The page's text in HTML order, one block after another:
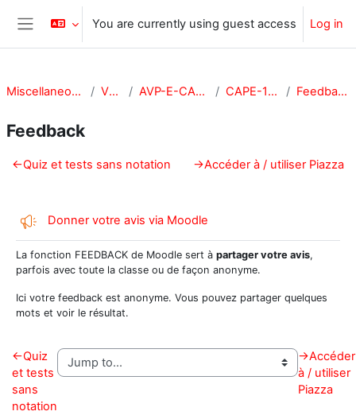
Skip to main content
Side panel
You are currently using guest access Log in
Miscellaneous VPA AVP-E-CAPE CAPE-101 Feedback
Feedback
Section outline
←Quiz et tests sans notation →Accéder à / utiliser Piazza
Donner votre avis via Moodle
La fonction FEEDBACK de Moodle sert à partager votre avis,
parfois avec toute la classe ou de façon anonyme.
Ici votre feedback est anonyme. Vous pouvez partager quelques
mots et voir le résultat.
←Quiz
et tests
sans
notation
→Accéder
à / utiliser
Piazza